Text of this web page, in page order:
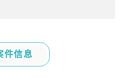
件信息